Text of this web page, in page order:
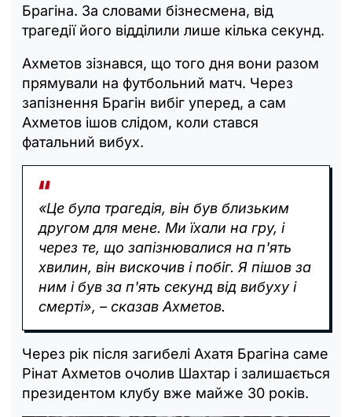
Брагіна. За словами бізнесмена, від
трагедії його відділили лише кілька секунд.
Ахметов зізнався, що того дня вони разом
прямували на футбольний матч. Через
запізнення Брагін вибіг уперед, а сам
Ахметов ішов слідом, коли стався
фатальний вибух.
«Це була трагедія, він був близьким
другом для мене. Ми їхали на гру, і
через те, що запізнювалися на п'ять
хвилин, він вискочив і побіг. Я пішов за
ним і був за п'ять секунд від вибуху і
смерті», – сказав Ахметов.
Через рік після загибелі Ахатя Брагіна саме
Рінат Ахметов очолив Шахтар і залишається
президентом клубу вже майже 30 років.